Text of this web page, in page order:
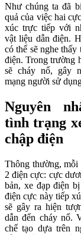
Như chúng ta đã
quả của việc hai
xúc trực tiếp với
vật liệu dẫn điện.
có thể sẽ nghe
điện. Trong trường
sẽ cháy nổ, gây
mạng người sử
Nguyên
tình trạng
chập điện
Thông thường, mỗi
2 điện cực: cực
bản, xe đạp điện
điện cực này tiếp
sẽ gây ra hiện
dẫn đến cháy nổ.
chế tạo dựa trên